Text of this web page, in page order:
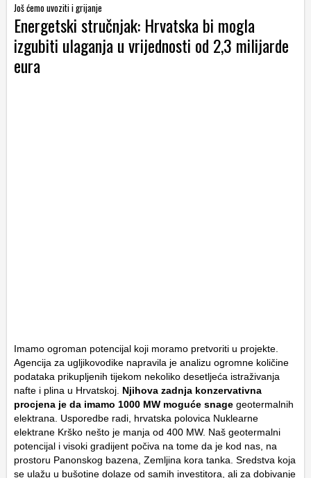
Još ćemo uvoziti i grijanje
Energetski stručnjak: Hrvatska bi mogla
izgubiti ulaganja u vrijednosti od 2,3 milijarde
eura
Imamo ogroman potencijal koji moramo pretvoriti u projekte.
Agencija za ugljikovodike napravila je analizu ogromne količine
podataka prikupljenih tijekom nekoliko desetljeća istraživanja
nafte i plina u Hrvatskoj. Njihova zadnja konzervativna
procjena je da imamo 1000 MW moguće snage geotermalnih
elektrana. Usporedbe radi, hrvatska polovica Nuklearne
elektrane Krško nešto je manja od 400 MW. Naš geotermalni
potencijal i visoki gradijent počiva na tome da je kod nas, na
prostoru Panonskog bazena, Zemljina kora tanka. Sredstva koja
se ulažu u bušotine dolaze od samih investitora, ali za dobivanje